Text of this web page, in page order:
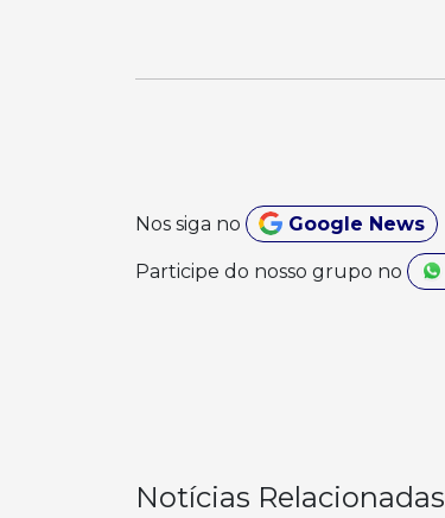
Nos siga no Google News
Participe do nosso grupo no
Notícias Relacionadas